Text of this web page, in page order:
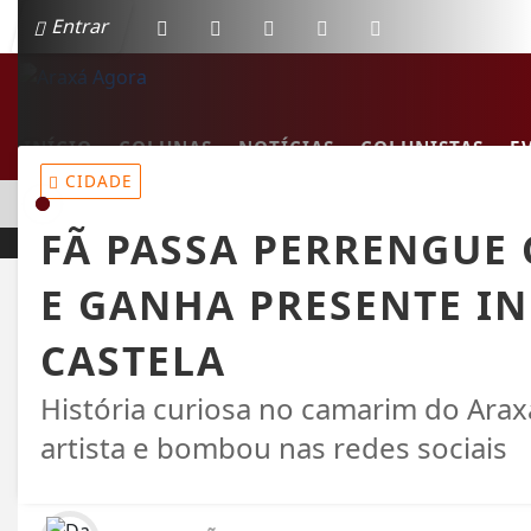
Entrar
INÍCIO COLUNAS NOTÍCIAS COLUNISTAS
MULHER MORRE EM COLISÃO FRONTAL ENTRE CARRO E
EM ALTA
CIDADE
FÃ PASSA
E GANHA PRESENTE
CASTELA
História curiosa no camarim do
artista e bombou nas redes sociais